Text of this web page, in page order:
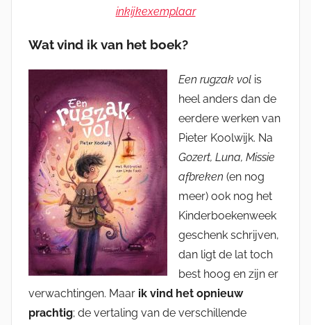
inkijkexemplaar
Wat vind ik van het boek?
Een rugzak vol is
heel anders dan de
eerdere werken van
Pieter Koolwijk. Na
Gozert, Luna, Missie
afbreken (en nog
meer) ook nog het
Kinderboekenweek
geschenk schrijven,
dan ligt de lat toch
best hoog en zijn er
verwachtingen. Maar ik vind het opnieuw
prachtig; de vertaling van de verschillende